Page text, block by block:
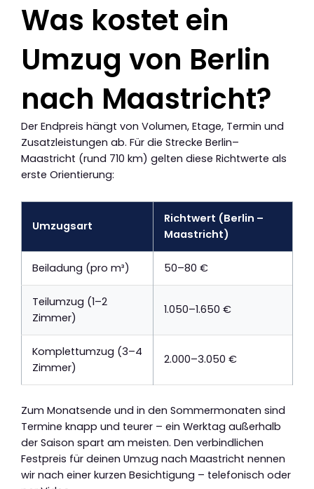
Was kostet ein
Umzug von Berlin
nach Maastricht?
Der Endpreis hängt von Volumen, Etage, Termin und
Zusatzleistungen ab. Für die Strecke Berlin–
Maastricht (rund 710 km) gelten diese Richtwerte als
erste Orientierung:
Umzugsart
Richtwert (Berlin –
Maastricht)
Beiladung (pro m³) 50–80 €
Teilumzug (1–2
Zimmer)
1.050–1.650 €
Komplettumzug (3–4
Zimmer)
2.000–3.050 €
Zum Monatsende und in den Sommermonaten sind
Termine knapp und teurer – ein Werktag außerhalb
der Saison spart am meisten. Den verbindlichen
Festpreis für deinen Umzug nach Maastricht nennen
wir nach einer kurzen Besichtigung – telefonisch oder